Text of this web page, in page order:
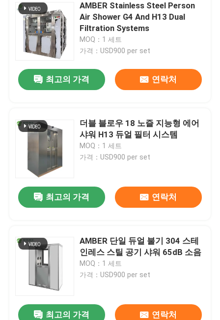
연락주세요
뉴스
경우
모듈 무균실
자동 병원 문
수술 테이블
LED 외과수술상의 광
AMBER Stainless Steel Person
Air Shower G4 And H13 Dual
Filtration Systems
MOQ：1 세트
가격：USD900 per set
최고의 가격 연락처
더블 블로우 18 노즐 지능형 에어
샤워 H13 듀얼 필터 시스템
MOQ：1 세트
가격：USD900 per set
최고의 가격 연락처
AMBER 단일 듀얼 불기 304 스테
인레스 스틸 공기 샤워 65dB 소음
MOQ：1 세트
가격：USD900 per set
최고의 가격 연락처